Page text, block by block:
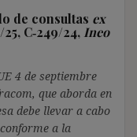
de consultas ex
C‑249/24, Ineo
4 de septiembre
que aborda en
debe llevar a cabo
a la